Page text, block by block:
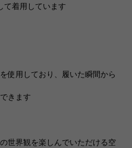
て着用しています
使用しており、履いた瞬間から
きます
世界観を楽しんでいただける空